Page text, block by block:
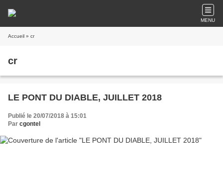
MENU
Accueil » cr
cr
LE PONT DU DIABLE, JUILLET 2018
Publié le 20/07/2018 à 15:01
Par cgontel